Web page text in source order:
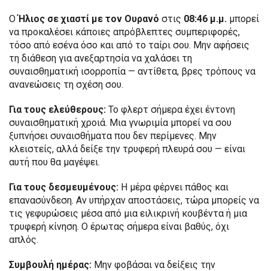
ΟΉλιος σε χιαστί με τον Ουρανό στις 08:46 μ.μ. μπορεί
να προκαλέσει κάποιες απρόβλεπτες συμπεριφορές,
τόσο από εσένα όσο και από το ταίρι σου. Μην αφήσεις
τη διάθεση για ανεξαρτησία να χαλάσει τη
συναισθηματική ισορροπία — αντίθετα, βρες τρόπους να
ανανεώσεις τη σχέση σου.
Για τους ελεύθερους: Το φλερτ σήμερα έχει έντονη
συναισθηματική χροιά. Μια γνωριμία μπορεί να σου
ξυπνήσει συναισθήματα που δεν περίμενες. Μην
κλειστείς, αλλά δείξε την τρυφερή πλευρά σου — είναι
αυτή που θα μαγέψει.
Για τους δεσμευμένους: Η μέρα φέρνει πάθος και
επανασύνδεση. Αν υπήρχαν αποστάσεις, τώρα μπορείς να
τις γεφυρώσεις μέσα από μια ειλικρινή κουβέντα ή μια
τρυφερή κίνηση. Ο έρωτας σήμερα είναι βαθύς, όχι
απλός.
Συμβουλή ημέρας: Μην φοβάσαι να δείξεις την